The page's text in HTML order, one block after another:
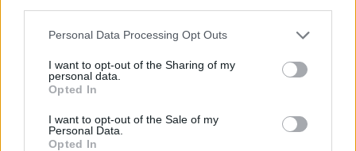
Please note that this website/app uses one or more Google
not limited to your visit or usage behaviour. You may click to
grant or deny consent to Google and its third-party tags to
use your data for below specified purposes in below Google
consent section.
Personal Data Processing Opt Outs
I want to opt-out of the Sharing of my
personal data.
Opted In
I want to opt-out of the Sale of my
Personal Data.
Opted In
Az okmányait hivatalosan böngészők szólíthatják az
anyakönyvi bejegyzése szerint, ám születését
követően a família „átkeresztelte”… Fiúra
számítottak, lány látta meg a napvilágot, és a
kórházban kapkodva bediktált névnél otthon testre
szabottabbat akartak… A kupaktanács döntése rajta
ragadt, megjelenik formaruháján is.